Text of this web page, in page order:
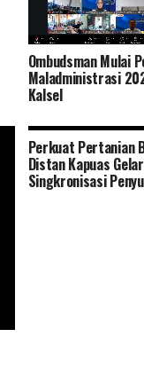
Ombudsman Mulai
Maladministrasi
Kalsel
Perkuat Pertanian
Distan Kapuas
Singkronisasi